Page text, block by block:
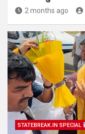
2 months ago
STATEBREAK.IN SPECIAL